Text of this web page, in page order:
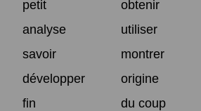
petit
obtenir
analyse
utiliser
savoir
montrer
développer
origine
fin
du coup